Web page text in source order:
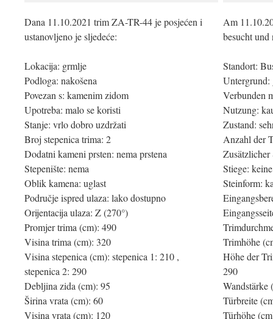
Dana 11.10.2021 trim ZA-TR-44 je posjećen i
ustanovljeno je sljedeće:
Lokacija: grmlje
Podloga: nakošena
Povezan s: kamenim zidom
Upotreba: malo se koristi
Stanje: vrlo dobro uzdržati
Broj stepenica trima: 2
Dodatni kameni prsten: nema prstena
Stepenište: nema
Oblik kamena: uglast
Područje ispred ulaza: lako dostupno
Orijentacija ulaza: Z (270°)
Promjer trima (cm): 490
Visina trima (cm): 320
Visina stepenica (cm): stepenica 1: 210 ,
stepenica 2: 290
Debljina zida (cm): 95
Širina vrata (cm): 60
Visina vrata (cm): 120
Am
besucht und
Standort:
Untergrund:
Verbunden
Nutzung:
Zustand:
Anzahl der
Stiege: keine
Steinform:
Trimhöhe
Höhe der
290
Wandstärke
Türbreite
Türhöhe